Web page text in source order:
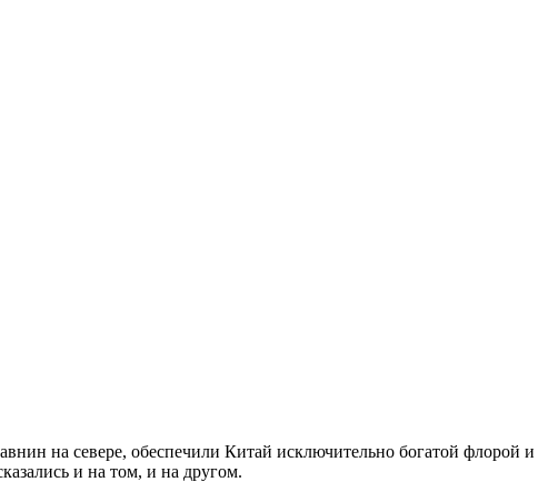
на севере, обеспечили Китай исключительно богатой флорой и
и на том, и на другом.